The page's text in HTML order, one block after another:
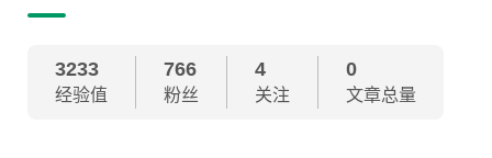
3233
经验值
766
粉丝
4
关注
0
文章总量